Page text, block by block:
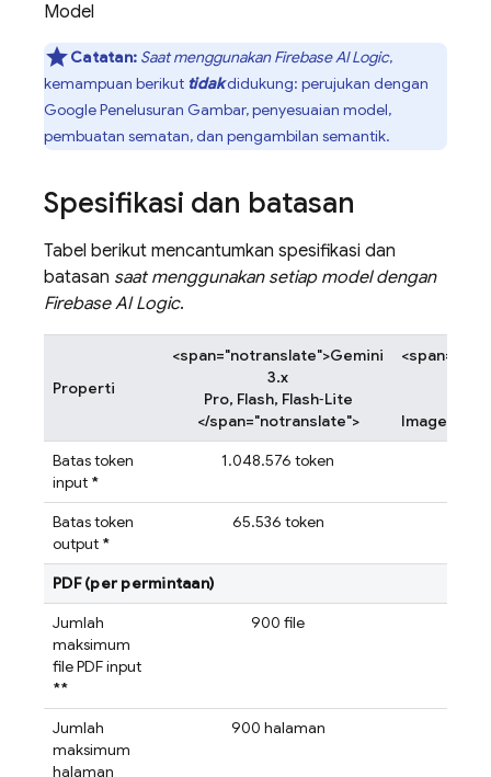
Model
Catatan: Saat menggunakanFirebase AI Logic,
kemampuan berikut tidakdidukung: perujukan dengan
Google Penelusuran Gambar, penyesuaian model,
pembuatan sematan, dan pengambilan semantik.
Spesifikasi dan batasan
Tabel berikut mencantumkan spesifikasi dan
batasan saat menggunakan setiap model dengan
Firebase AI Logic.
Properti
<span="notranslate">Gemini
3.x
Pro, Flash, Flash‑Lite
</span="notranslate">
Image </
Batas token
input *
1.048.576 token
Batas token
output *
65.536 token
PDF (per permintaan)
Jumlah
maksimum
file PDF input
**
900 file
Jumlah
maksimum
halaman
900 halaman